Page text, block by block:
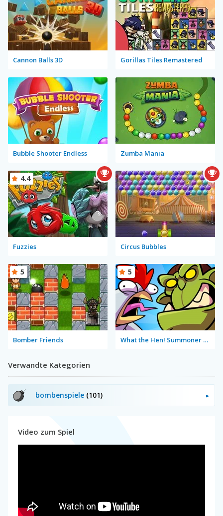
Cannon Balls 3D Gorillas Tiles Remastered
Bubble Shooter Endless Zumba Mania
Fuzzies
4.4
Circus Bubbles
Bomber Friends
5
What the Hen! Summoner Spring
5
Verwandte Kategorien
bombenspiele (101)
Video zum Spiel